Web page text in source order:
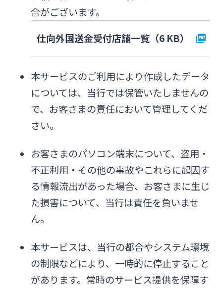
合がございます。
仕向外国送金受付店舗一覧（6 KB）
本サービスのご利用により作成したデータ
については、当行では保管いたしませんの
で、お客さまの責任において管理してくだ
さい。
お客さまのパソコン端末について、盗用・
不正利用・その他の事故やこれらに起因す
る情報流出があった場合、お客さまに生じ
た損害について、当行は責任を負いませ
ん。
本サービスは、当行の都合やシステム環境
の制限などにより、一時的に停止すること
があります。常時のサービス提供を保障す